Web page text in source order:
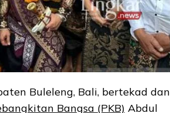
Buleleng, Bali, bertekad dan
Bangsa (PKB) Abdul